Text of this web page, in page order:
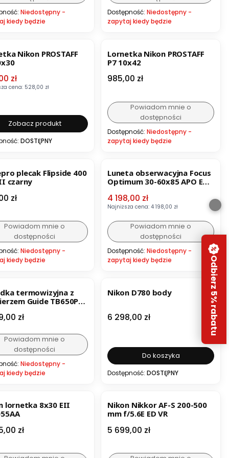
Niedostępny -
kiedy będzie
Dostępność: Niedostępny -
zapytaj kiedy będzie
Nikon PROSTAFF
promocyjna
zł
cena: 528,00 zł
Zobacz produkt
DOSTĘPNY
Lornetka Nikon PROSTAFF
P7 10x42
Cena
985,00 zł
Powiadom mnie o
dostępności
Dostępność: Niedostępny -
zapytaj kiedy będzie
plecak Flipside 400
czarny
zł
Powiadom mnie o
dostępności
Niedostępny -
kiedy będzie
Luneta obserwacyjna Focus
Optimum 30-60x85 APO ED
Cena promocyjna
4 198,00 zł
Najniższa cena: 4 198,00 zł
Powiadom mnie o
dostępności
Dostępność: Niedostępny -
zapytaj kiedy będzie
termowizyjna z
Guide TB650P
zł
Powiadom mnie o
dostępności
Niedostępny -
kiedy będzie
Nikon D780 body
Cena
6 298,00 zł
Do koszyka
Dostępność: DOSTĘPNY
8x30 EII
zł
Nikon Nikkor AF-S 200-500
mm f/5.6E ED VR
Cena
5 699,00 zł
Odbierz 5% rabatu